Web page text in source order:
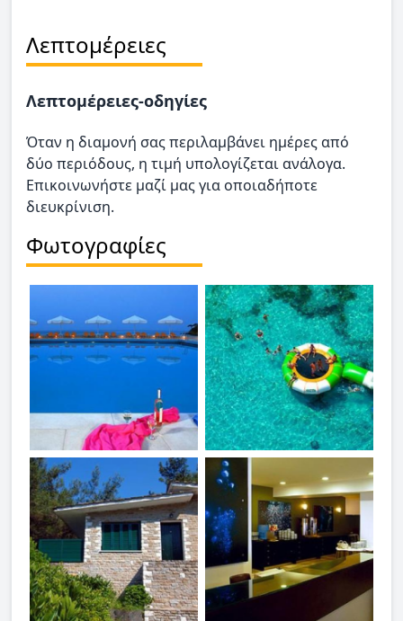
Λεπτομέρειες
Λεπτομέρειες-οδηγίες
Όταν η διαμονή σας περιλαμβάνει ημέρες από
δύο περιόδους, η τιμή υπολογίζεται ανάλογα.
Επικοινωνήστε μαζί μας για οποιαδήποτε
διευκρίνιση.
Φωτογραφίες